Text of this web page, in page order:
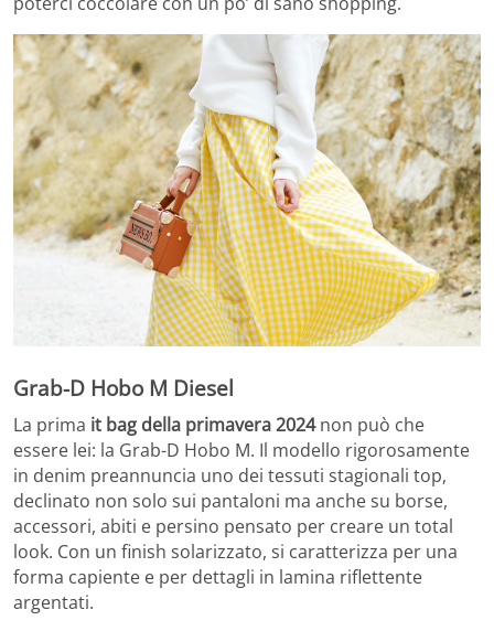
Grab-D Hobo M Diesel
La prima it bag della primavera 2024non può che
essere lei: la Grab-D Hobo M. Il modello rigorosamente
in denim preannuncia uno dei tessuti stagionali top,
declinato non solo sui pantaloni ma anche su borse,
accessori, abiti e persino pensato per creare un total
look. Con un finish solarizzato, si caratterizza per una
forma capiente e per dettagli in lamina riflettente
argentati.